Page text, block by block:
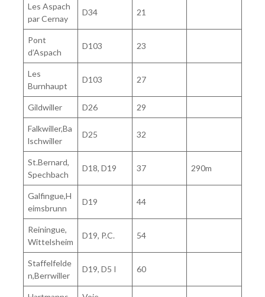
Les Aspach
par Cernay
D34 21
Pont
d’Aspach
D103 23
Les
Burnhaupt
D103 27
Gildwiller D26 29
Falkwiller,Ba
lschwiller
D25 32
St.Bernard,
Spechbach
D18, D19 37 290m
Galfingue,H
eimsbrunn
D19 44
Reiningue,
Wittelsheim
D19, P.C. 54
Staffelfelde
n,Berrwiller
D19, D5 I 60